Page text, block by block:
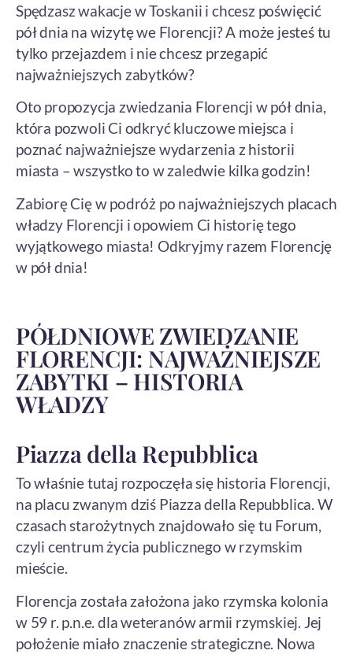
Spędzasz wakacje w Toskanii i chcesz poświęcić
pół dnia na wizytę we Florencji? A może jesteś tu
tylko przejazdem i nie chcesz przegapić
najważniejszych zabytków?
Oto propozycja zwiedzania Florencji w pół dnia,
która pozwoli Ci odkryć kluczowe miejsca i
poznać najważniejsze wydarzenia z historii
miasta – wszystko to w zaledwie kilka godzin!
Zabiorę Cię w podróż po najważniejszych placach
władzy Florencji i opowiem Ci historię tego
wyjątkowego miasta! Odkryjmy razem Florencję
w pół dnia!
PÓŁDNIOWE ZWIEDZANIE
FLORENCJI: NAJWAŻNIEJSZE
ZABYTKI – HISTORIA
WŁADZY
Piazza della Repubblica
To właśnie tutaj rozpoczęła się historia Florencji,
na placu zwanym dziś Piazza della Repubblica. W
czasach starożytnych znajdowało się tu Forum,
czyli centrum życia publicznego w rzymskim
mieście.
Florencja została założona jako rzymska kolonia
w 59 r. p.n.e. dla weteranów armii rzymskiej. Jej
położenie miało znaczenie strategiczne. Nowa